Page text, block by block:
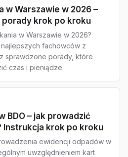
w Warszawie w 2026 –
porady krok po kroku
w Warszawie w 2026?
fachowców z
sprawdzone porady, które
czas i pieniądze.
BDO – jak prowadzić
Instrukcja krok po kroku
ewidencji odpadów w
uwzględnieniem kart